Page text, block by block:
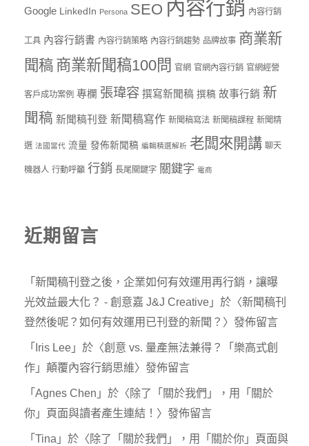
Google LinkedIn Persona SEO 內容行銷 內容行銷
工具 內容行銷書 內容行銷策略 內容行銷趨勢 品牌故事 商業新
聞稿 商業新聞稿100問 官網 官網內容行銷 官網經營
客戶成功案例 專欄 張瑋容 撰寫新聞稿 撰稿 故事行銷 新
聞稿 新聞稿刊登 新聞稿寫作 新聞稿寫法 新聞稿課程 新聞精
選 法國當代 流量 發佈新聞稿 編輯精選解析 老闆來開講 聊天
機器人 行動呼籲 行銷 長尾關鍵字 關鍵字 電商
近期留言
「 新聞稿刊登之後，企業如何有效運用再行銷，讓曝
光效益最大化？ - 創意嘉 J&J Creative 」於〈新聞稿刊
登然後呢？如何有效運用已刊登的新聞？ 〉發佈留言
「 Iris Lee 」於〈創意 vs. 量產無法兼得？「樂高式創
作」顛覆內容行銷思維〉發佈留言
「 Agnes Chen 」於〈 除了「關於我們」，用「關於
你」頁面與讀者產生連結！ 〉發佈留言
「 Tina 」於〈 除了「關於我們」，用「關於你」頁面與